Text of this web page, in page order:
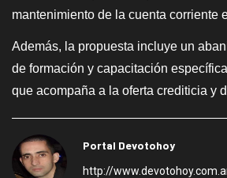
mantenimiento de la cuenta corriente
Además, la propuesta incluye un
de formación y capacitación
que acompaña a la oferta crediticia y
Portal Devotohoy
http://